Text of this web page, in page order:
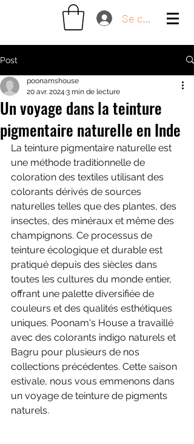
Se connecter
Post
Un voyage dans la teinture
pigmentaire naturelle en Inde
poonamshouse
20 avr. 2024 3 min de lecture
La teinture pigmentaire naturelle est
une méthode traditionnelle de
coloration des textiles utilisant des
colorants dérivés de sources
naturelles telles que des plantes, des
insectes, des minéraux et même des
champignons. Ce processus de
teinture écologique et durable est
pratiqué depuis des siècles dans
toutes les cultures du monde entier,
offrant une palette diversifiée de
couleurs et des qualités esthétiques
uniques. Poonam's House a travaillé
avec des colorants indigo naturels et
Bagru pour plusieurs de nos
collections précédentes. Cette saison
estivale, nous vous emmenons dans
un voyage de teinture de pigments
naturels.